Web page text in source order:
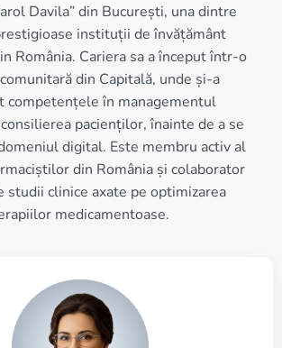
Davila” din București, una dintre
instituții de învățământ
România. Cariera sa a început într-o
din Capitală, unde și-a
competențele în managementul
pacienților, înainte de a se
digital. Este membru activ al
din România și colaborator
studii clinice axate pe optimizarea
medicamentoase.